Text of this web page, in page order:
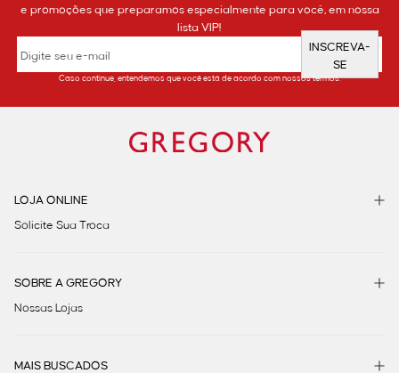
e promoções que preparamos especialmente para você, em nossa
lista VIP!
INSCREVA-
SE
Caso continue, entendemos que você está de acordo com nossos termos.
LOJA ONLINE
Solicite Sua Troca
SOBRE A GREGORY
Nossas Lojas
MAIS BUSCADOS